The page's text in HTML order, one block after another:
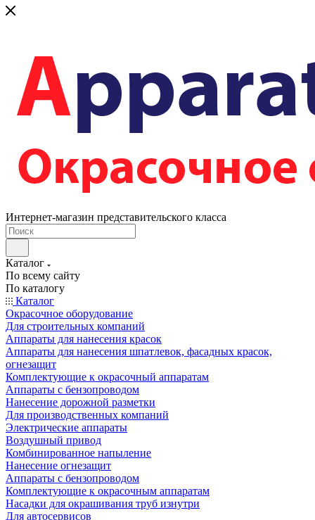
Интернет-магазин представительского класса
Каталог
По всему сайту
По каталогу
Каталог
Окрасочное оборудование
Для строительных компаний
Аппараты для нанесения красок
Аппараты для нанесения шпатлевок, фасадных красок,
огнезащит
Комплектующие к окрасочный аппаратам
Аппараты с бензопроводом
Нанесение дорожной разметки
Для производственных компаний
Электрические аппараты
Воздушный привод
Комбинированное напыление
Нанесение огнезащит
Аппараты с бензопроводом
Комплектующие к окрасочным аппаратам
Насадки для окрашивания труб изнутри
Для автосервисов